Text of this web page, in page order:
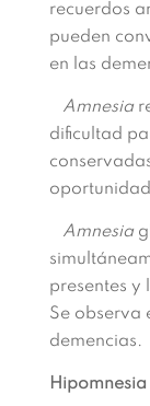
recuerdos
pueden
en las
Amnesia
dificultad
Amnesia
presentes y
Se observa
demencias.
Hipomnesia